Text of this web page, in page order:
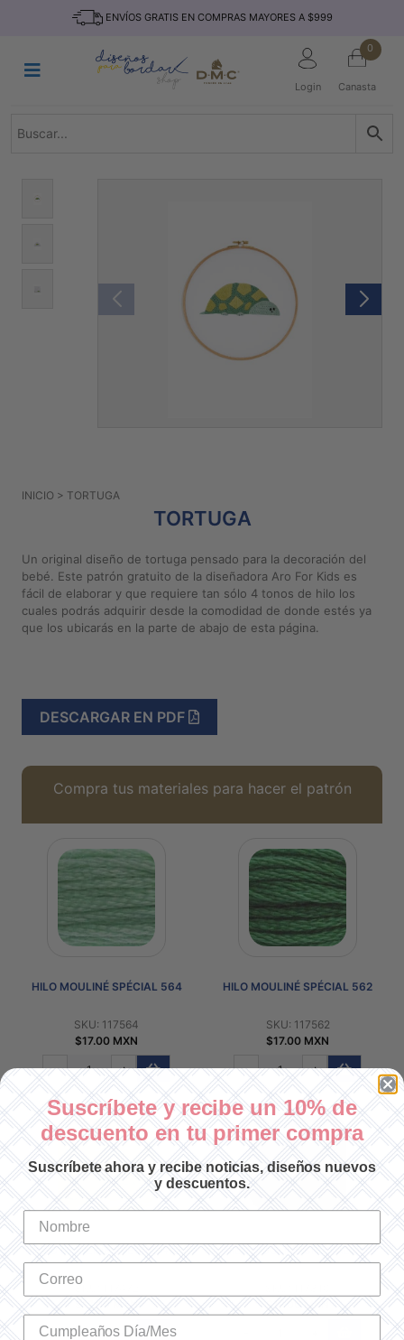
ENVÍOS GRATIS EN COMPRAS MAYORES A $999
Login
0
Canasta
TEJIDO
TEMÁTICO
frecuentes
Políticas
Compra
2026
Diseños
Bordar
INICIO > TORTUGA
TORTUGA
Un original diseño de tortuga pensado para la decoración del
bebé. Este patrón gratuito de la diseñadora Aro For Kids es
fácil de elaborar y que requiere tan sólo 4 tonos de hilo los
cuales podrás adquirir desde la comodidad de donde estés ya
que los ubicarás en la parte de abajo de esta página.
DESCARGAR EN PDF
Compra tus materiales para hacer el patrón
HILO MOULINÉ SPÉCIAL 564
SKU: 117564
$17.00 MXN
- +
HILO MOULINÉ SPÉCIAL 562
SKU: 117562
$17.00 MXN
- +
HILO MOULINÉ SPÉCIAL 472
SKU: 117472
$17.00 MXN
- +
HILO MOULINÉ SPÉCIAL 310
$17.00 MXN
Suscríbete y recibe un 10% de
descuento en tu primer compra
Suscríbete ahora y recibe noticias, diseños nuevos
y descuentos.